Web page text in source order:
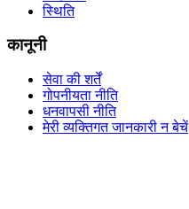
स्थिति
कानूनी
सेवा की शर्तें
गोपनीयता नीति
धनवापसी नीति
मेरी व्यक्तिगत जानकारी न बेचें